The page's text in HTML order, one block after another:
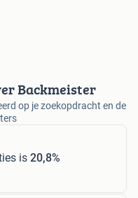
Backmeister
op je zoekopdracht en de
is 20,8%